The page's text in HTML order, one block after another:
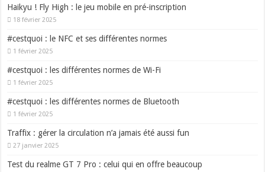
Haikyu ! Fly High : le jeu mobile en pré-inscription
18 février 2025
#cestquoi : le NFC et ses différentes normes
1 février 2025
#cestquoi : les différentes normes de Wi-Fi
1 février 2025
#cestquoi : les différentes normes de Bluetooth
1 février 2025
Traffix : gérer la circulation n’a jamais été aussi fun
27 janvier 2025
Test du realme GT 7 Pro : celui qui en offre beaucoup